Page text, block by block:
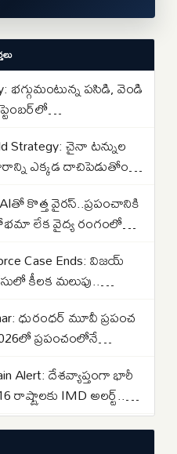
భగ్గుమంటున్న పసిడి, వెండి
Strategy: చైనా టన్నుల
ఎక్కడ దాచిపెడుతోందో
కథ ఇదే..
కొత్త వైరస్‌..ప్రపంచానికి
లేక వైద్య రంగంలో
Case Ends: విజయ్
కీలక మలుపు..
కొట్టివేసిన కోర్టు
ధురంధర్ మూవీ ప్రపంచ
ప్రపంచంలోనే
క్రియేట్..
Alert: దేశవ్యాప్తంగా భారీ
రాష్ట్రాలకు IMD అలర్ట్..
రెడ్ వార్నింగ్.. దక్షిణాది
కూడిన వానలు..
Documents? ఆధార్,